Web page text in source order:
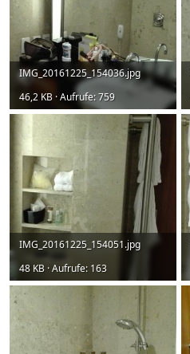
IMG_20161225_154036.jpg
46,2 KB · Aufrufe: 759
IMG_20161225_154051.jpg
48 KB · Aufrufe: 163